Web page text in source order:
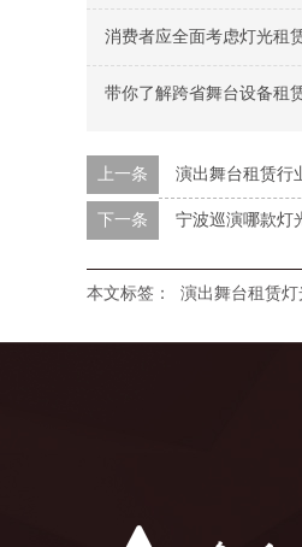
消费者应全面考虑灯光租
带你了解跨省舞台设备租
上一条 演出舞台租赁行
下一条 宁波巡演哪款灯
本文标签： 演出舞台租赁灯